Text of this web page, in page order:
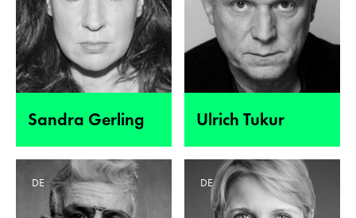
Sandra Gerling Ulrich Tukur
DE DE